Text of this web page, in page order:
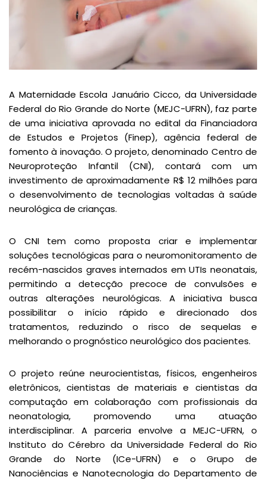
A Maternidade Escola Januário Cicco, da Universidade
Federal do Rio Grande do Norte (MEJC-UFRN), faz parte
de uma iniciativa aprovada no edital da Financiadora
de Estudos e Projetos (Finep), agência federal de
fomento à inovação. O projeto, denominado Centro de
Neuroproteção Infantil (CNI), contará com um
investimento de aproximadamente R$ 12 milhões para
o desenvolvimento de tecnologias voltadas à saúde
neurológica de crianças.
O CNI tem como proposta criar e implementar
soluções tecnológicas para o neuromonitoramento de
recém-nascidos graves internados em UTIs neonatais,
permitindo a detecção precoce de convulsões e
outras alterações neurológicas. A iniciativa busca
possibilitar o início rápido e direcionado dos
tratamentos, reduzindo o risco de sequelas e
melhorando o prognóstico neurológico dos pacientes.
O projeto reúne neurocientistas, físicos, engenheiros
eletrônicos, cientistas de materiais e cientistas da
computação em colaboração com profissionais da
neonatologia, promovendo uma atuação
interdisciplinar. A parceria envolve a MEJC-UFRN, o
Instituto do Cérebro da Universidade Federal do Rio
Grande do Norte (ICe-UFRN) e o Grupo de
Nanociências e Nanotecnologia do Departamento de